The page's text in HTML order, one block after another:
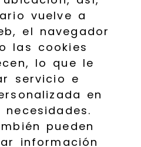
vuelve a
el navegador
las cookies
lo que le
servicio e
en
pueden
información